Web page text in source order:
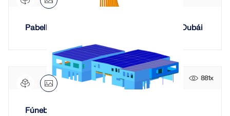
Pabellón de madera laminada encolada en Dubái
881x
Fúnebre de CLT